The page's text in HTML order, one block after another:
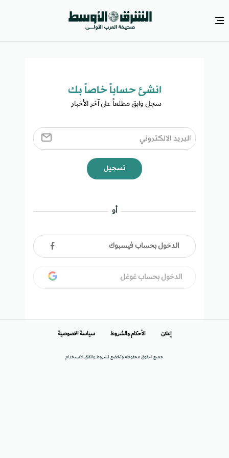
انشئ حساباً خاصاً بك​
سجل وابق مطلعاً على آخر الأخبار ​
تسجيل
أو
الدخول بحساب فيسبوك
الدخول بحساب غوغل
جميع الحقوق محفوظة وتخضع لشروط واتفاق الاستخدام
إعلان الأحكام والشروط سياسة الخصوصية